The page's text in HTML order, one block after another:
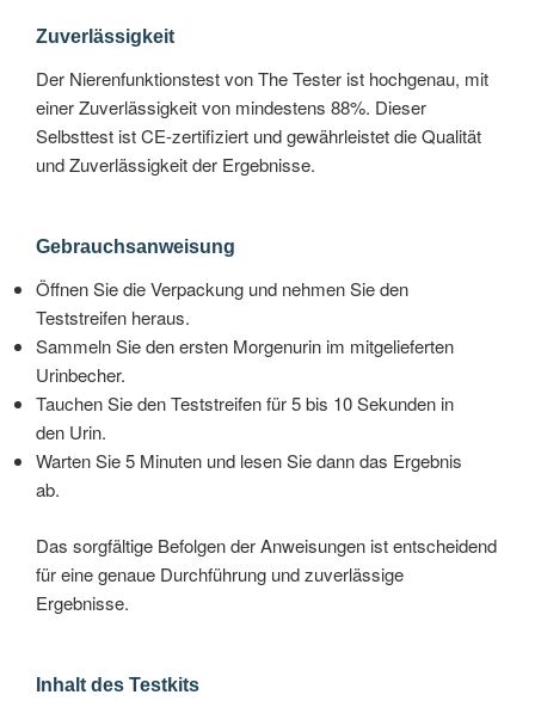
Zuverlässigkeit
Der Nierenfunktionstest von The Tester ist hochgenau, mit
einer Zuverlässigkeit von mindestens 88%. Dieser
Selbsttest ist CE-zertifiziert und gewährleistet die Qualität
und Zuverlässigkeit der Ergebnisse.
Gebrauchsanweisung
Öffnen Sie die Verpackung und nehmen Sie den
Teststreifen heraus.
Sammeln Sie den ersten Morgenurin im mitgelieferten
Urinbecher.
Tauchen Sie den Teststreifen für 5 bis 10 Sekunden in
den Urin.
Warten Sie 5 Minuten und lesen Sie dann das Ergebnis
ab.
Das sorgfältige Befolgen der Anweisungen ist entscheidend
für eine genaue Durchführung und zuverlässige
Ergebnisse.
Inhalt des Testkits